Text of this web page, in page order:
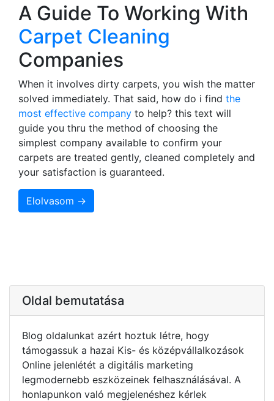
A Guide To Working With
Carpet Cleaning
Companies
When it involves dirty carpets, you wish the matter
solved immediately. That said, how do i find the
most effective company to help? this text will
guide you thru the method of choosing the
simplest company available to confirm your
carpets are treated gently, cleaned completely and
your satisfaction is guaranteed.
Elolvasom →
Oldal bemutatása
Blog oldalunkat azért hoztuk létre, hogy
támogassuk a hazai Kis- és középvállalkozások
Online jelenlétét a digitális marketing
legmodernebb eszközeinek felhasználásával. A
honlapunkon való megjelenéshez kérlek